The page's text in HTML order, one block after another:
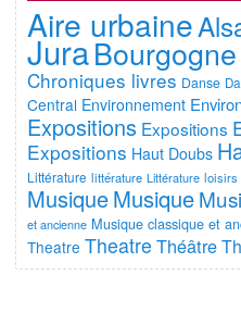
Aire urbaine
JuraBourgogne
Chroniques livres Danse
Central Environnement
Expositions Expositions
Expositions Haut Doubs
Littérature littérature Littérature loisirs
MusiqueMusique
et ancienne Musique classique et
Theatre Theatre Théâtre